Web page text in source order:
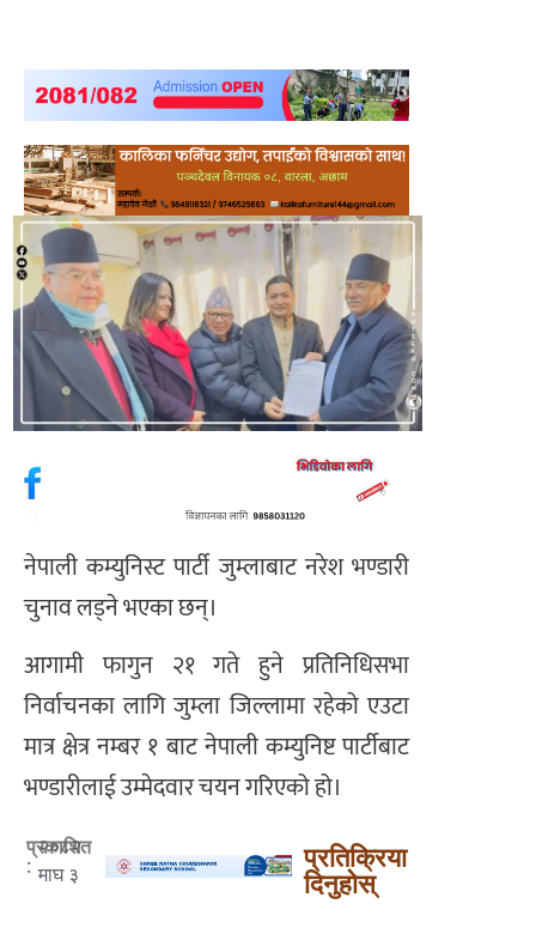
नेपाली कम्युनिस्ट पार्टी जुम्लाबाट नरेश भण्डारी
चुनाव लड्ने भएका छन्।
आगामी फागुन २१ गते हुने प्रतिनिधिसभा
निर्वाचनका लागि जुम्ला जिल्लामा रहेको एउटा
मात्र क्षेत्र नम्बर १ बाट नेपाली कम्युनिष्ट पार्टीबाट
भण्डारीलाई उम्मेदवार चयन गरिएको हो।
प्रकाशित
:
२०८२
माघ ३
प्रतिक्रिया
दिनुहोस्